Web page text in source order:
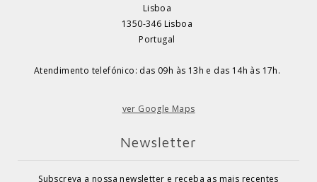
Lisboa
1350-346 Lisboa
Portugal
Atendimento telefónico: das 09h às 13h e das 14h às 17h.
ver Google Maps
Newsletter
Subscreva a nossa newsletter e receba as mais recentes